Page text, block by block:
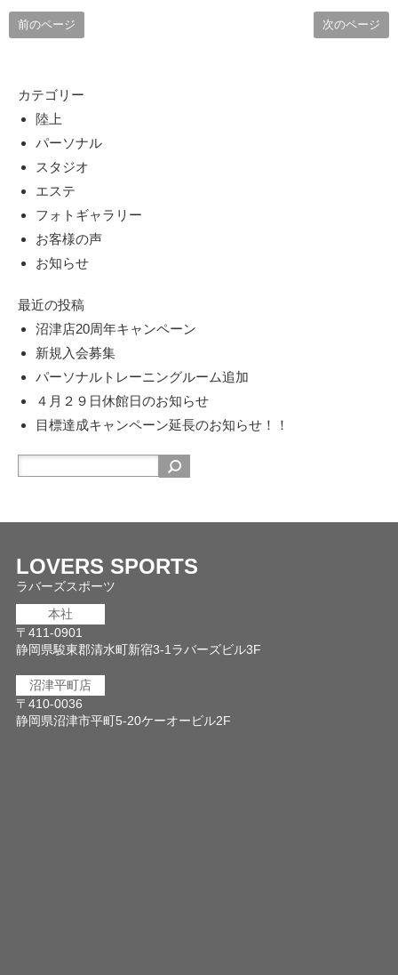
前のページ 次のページ
カテゴリー
陸上
パーソナル
スタジオ
エステ
フォトギャラリー
お客様の声
お知らせ
最近の投稿
沼津店20周年キャンペーン
新規入会募集
パーソナルトレーニングルーム追加
４月２９日休館日のお知らせ
目標達成キャンペーン延長のお知らせ！！
LOVERS SPORTS
ラバーズスポーツ
本社
〒411-0901
静岡県駿東郡清水町新宿3-1ラバーズビル3F
沼津平町店
〒410-0036
静岡県沼津市平町5-20ケーオービル2F